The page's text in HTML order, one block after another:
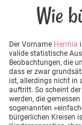
Wie
Der Vorname Hermia
valide statistische
Beobachtungen, die
dass er zwar
ist, allerdings nicht in
auftritt. So scheint
werden, die
sogenannten
bürgerlichen Kreisen